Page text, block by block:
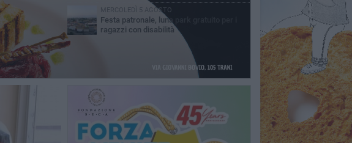
MERCOLEDÌ 5 AGOSTO
Festa patronale, luna park gratuito per i
ragazzi con disabilità